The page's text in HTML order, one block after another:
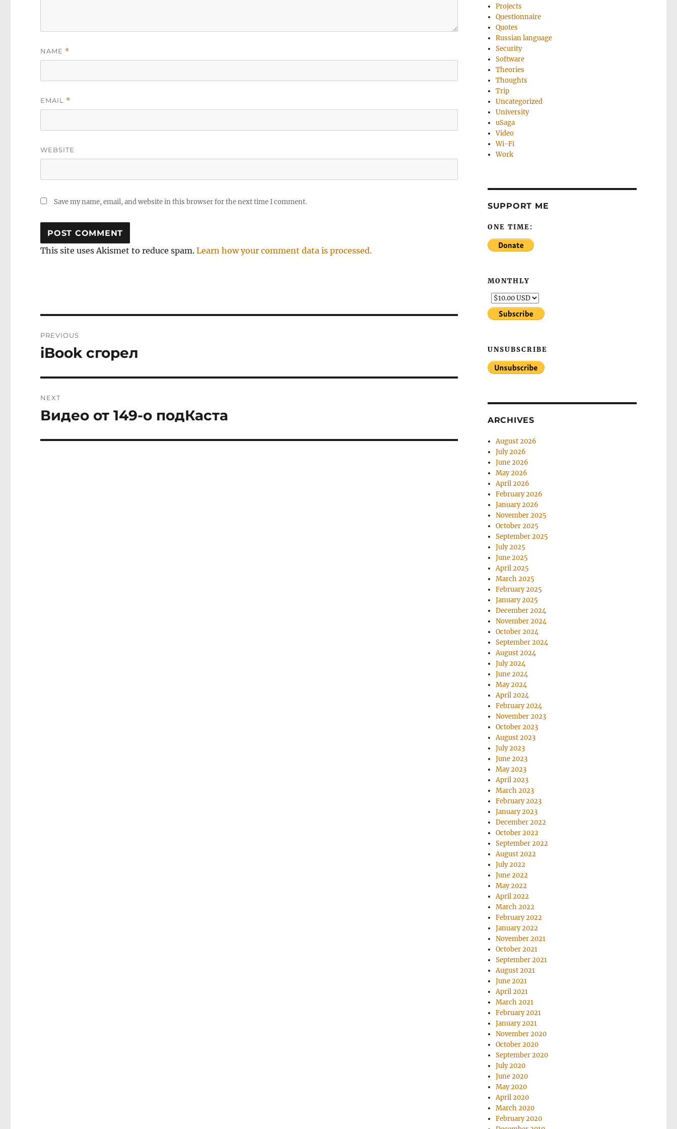
NAME *
EMAIL *
WEBSITE
Save my name, email, and website in this browser for the next time I comment.
This site uses Akismet to reduce spam.Learn how your comment data is processed.
navigation
PREVIOUS
Previous
iBook сгорел
NEXT
Next
Видео от 149-о подКаста
Projects
Questionnaire
Quotes
Russian language
Security
Software
Theories
Thoughts
Trip
Uncategorized
University
uSaga
Video
Wi-Fi
Work
SUPPORT ME
ONE TIME:
MONTHLY
UNSUBSCRIBE
ARCHIVES
August 2026
July 2026
June 2026
May 2026
April 2026
February 2026
January 2026
November 2025
October 2025
September 2025
July 2025
June 2025
April 2025
March 2025
February 2025
January 2025
December 2024
November 2024
October 2024
September 2024
August 2024
July 2024
June 2024
May 2024
April 2024
February 2024
November 2023
October 2023
August 2023
July 2023
June 2023
May 2023
April 2023
March 2023
February 2023
January 2023
December 2022
October 2022
September 2022
August 2022
July 2022
June 2022
May 2022
April 2022
March 2022
February 2022
January 2022
November 2021
October 2021
September 2021
August 2021
June 2021
April 2021
March 2021
February 2021
January 2021
November 2020
October 2020
September 2020
July 2020
June 2020
May 2020
April 2020
March 2020
February 2020